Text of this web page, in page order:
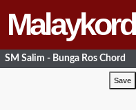
Malaykord
SM Salim - Bunga Ros Chord
Save